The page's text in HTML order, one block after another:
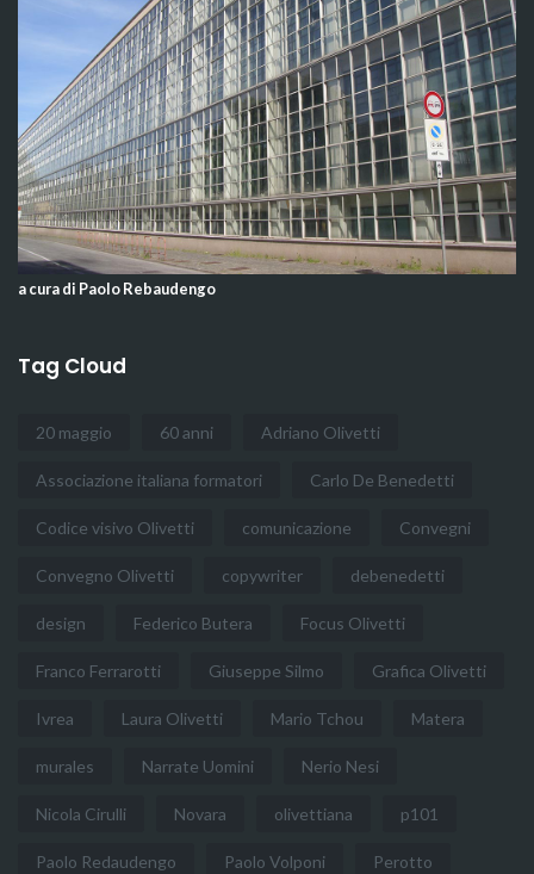
a cura di Paolo Rebaudengo
Tag Cloud
20 maggio 60 anni Adriano Olivetti
Associazione italiana formatori Carlo De Benedetti
Codice visivo Olivetti comunicazione Convegni
Convegno Olivetti copywriter debenedetti
design Federico Butera Focus Olivetti
Franco Ferrarotti Giuseppe Silmo Grafica Olivetti
Ivrea Laura Olivetti Mario Tchou Matera
murales Narrate Uomini Nerio Nesi
Nicola Cirulli Novara olivettiana p101
Paolo Redaudengo Paolo Volponi Perotto